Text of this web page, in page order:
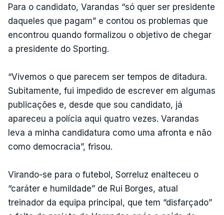
Para o candidato, Varandas “só quer ser presidente
daqueles que pagam” e contou os problemas que
encontrou quando formalizou o objetivo de chegar
a presidente do Sporting.
“Vivemos o que parecem ser tempos de ditadura.
Subitamente, fui impedido de escrever em algumas
publicações e, desde que sou candidato, já
apareceu a polícia aqui quatro vezes. Varandas
leva a minha candidatura como uma afronta e não
como democracia”, frisou.
Virando-se para o futebol, Sorreluz enalteceu o
“caráter e humildade” de Rui Borges, atual
treinador da equipa principal, que tem “disfarçado”